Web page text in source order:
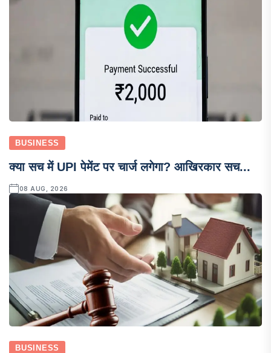
BUSINESS
क्या सच में UPI पेमेंट पर चार्ज लगेगा? आखिरकार सच...
08 AUG, 2026
BUSINESS